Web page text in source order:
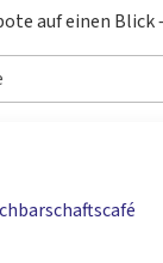
auf einen Blick